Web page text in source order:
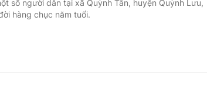
số người dân tại xã Quỳnh Tân, huyện Quỳnh Lưu,
hàng chục năm tuổi.